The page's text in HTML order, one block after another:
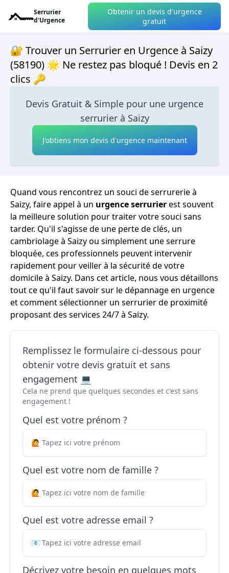
Serrurier
d'Urgence
Obtenir un devis d'urgence
gratuit
🔐 Trouver un Serrurier en Urgence à Saizy
(58190) 🌟 Ne restez pas bloqué ! Devis en 2
clics 🔑
Devis Gratuit & Simple pour une urgence
serrurier à Saizy
J'obtiens mon devis d'urgence maintenant
Quand vous rencontrez un souci de serrurerie à
Saizy, faire appel à un urgence serrurierest souvent
la meilleure solution pour traiter votre souci sans
tarder. Qu'il s'agisse de une perte de clés, un
cambriolage à Saizy ou simplement une serrure
bloquée, ces professionnels peuvent intervenir
rapidement pour veiller à la sécurité de votre
domicile à Saizy. Dans cet article, nous vous détaillons
tout ce qu'il faut savoir sur le dépannage en urgence
et comment sélectionner un serrurier de proximité
proposant des services 24/7 à Saizy.
Remplissez le formulaire ci-dessous pour
obtenir votre devis gratuit et sans
engagement 💻
Cela ne prend que quelques secondes et c'est sans
engagement !
Quel est votre prénom ?
Quel est votre nom de famille ?
Quel est votre adresse email ?
Décrivez votre besoin en quelques mots